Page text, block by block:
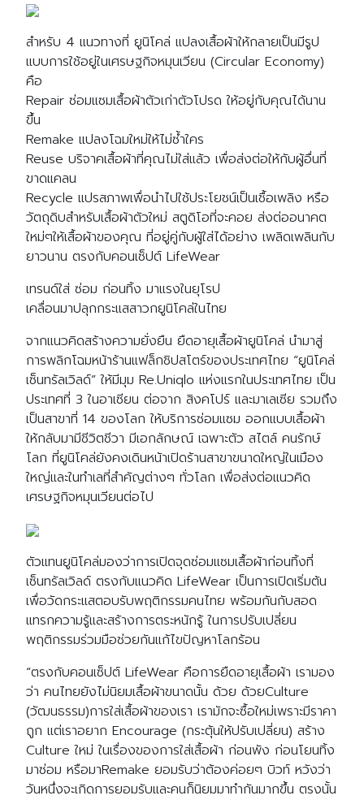
สำหรับ 4 แนวทางที่ ยูนิโคล่ แปลงเสื้อผ้าให้กลายเป็นมีรูป
แบบการใช้อยู่ในเศรษฐกิจหมุนเวียน (Circular Economy)
คือ
Repair ซ่อมแซมเสื้อผ้าตัวเก่าตัวโปรด ให้อยู่กับคุณได้นาน
ขึ้น
Remake แปลงโฉมใหม่ให้ไม่ซ้ำใคร
Reuse บริจาคเสื้อผ้าที่คุณไม่ใส่แล้ว เพื่อส่งต่อให้กับผู้อื่นที่
ขาดแคลน
Recycle แปรสภาพเพื่อนำไปใช้ประโยชน์เป็นเชื้อเพลิง หรือ
วัตถุดิบสำหรับเสื้อผ้าตัวใหม่ สตูดิโอที่จะคอย ส่งต่ออนาคต
ใหม่ๆให้เสื้อผ้าของคุณ ที่อยู่คู่กับผู้ใส่ได้อย่าง เพลิดเพลินกับ
ยาวนาน ตรงกับคอนเซ็ปต์ LifeWear
เทรนด์ใส่ ซ่อม ก่อนทิ้ง มาแรงในยุโรป
เคลื่อนมาปลุกกระแสสาวกยูนิโคล่ในไทย
จากแนวคิดสร้างความยั่งยืน ยืดอายุเสื้อผ้ายูนิโคล่ นำมาสู่
การพลิกโฉมหน้าร้านแฟล็กชิปสโตร์ของประเทศไทย “ยูนิโคล่
เซ็นทรัลเวิลด์” ให้มีมุม Re.Uniqlo แห่งแรกในประเทศไทย เป็น
ประเทศที่ 3 ในอาเซียน ต่อจาก สิงคโปร์ และมาเลเซีย รวมถึง
เป็นสาขาที่ 14 ของโลก ให้บริการซ่อมแซม ออกแบบเสื้อผ้า
ให้กลับมามีชีวิตชีวา มีเอกลักษณ์ เฉพาะตัว สไตล์ คนรักษ์
โลก ที่ยูนิโคล่ยังคงเดินหน้าเปิดร้านสาขาขนาดใหญ่ในเมือง
ใหญ่และในทำเลที่สำคัญต่างๆ ทั่วโลก เพื่อส่งต่อแนวคิด
เศรษฐกิจหมุนเวียนต่อไป
ตัวแทนยูนิโคล่มองว่าการเปิดจุดซ่อมแซมเสื้อผ้าก่อนทิ้งที่
เซ็นทรัลเวิลด์ ตรงกับแนวคิด LifeWear เป็นการเปิดเริ่มต้น
เพื่อวัดกระแสตอบรับพฤติกรรมคนไทย พร้อมกันกับสอด
แทรกความรู้และสร้างการตระหนักรู้ ในการปรับเปลี่ยน
พฤติกรรมร่วมมือช่วยกันแก้ไขปัญหาโลกร้อน
“ตรงกับคอนเซ็ปต์ LifeWear คือการยืดอายุเสื้อผ้า เรามอง
ว่า คนไทยยังไม่นิยมเสื้อผ้าขนาดนั้น ด้วย ด้วยCulture
(วัฒนธรรม)การใส่เสื้อผ้าของเรา เรามักจะซื้อใหม่เพราะมีราคา
ถูก แต่เราอยาก Encourage (กระตุ้นให้ปรับเปลี่ยน) สร้าง
Culture ใหม่ ในเรื่องของการใส่เสื้อผ้า ก่อนพัง ก่อนโยนทิ้ง
มาซ่อม หรือมาRemake ยอมรับว่าต้องค่อยๆ บิวท์ หวังว่า
วันหนึ่งจะเกิดการยอมรับและคนก็นิยมมาทำกันมากขึ้น ตรงนั้น